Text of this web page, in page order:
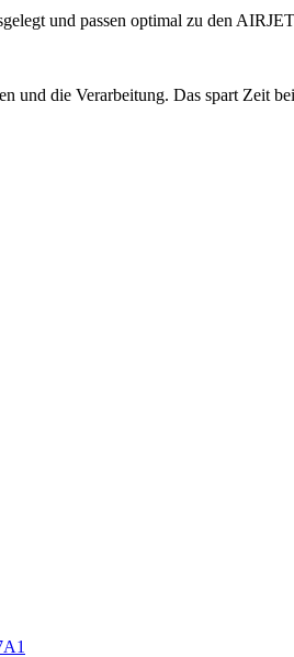
und passen optimal zu den
und die Verarbeitung. Das spart Zeit